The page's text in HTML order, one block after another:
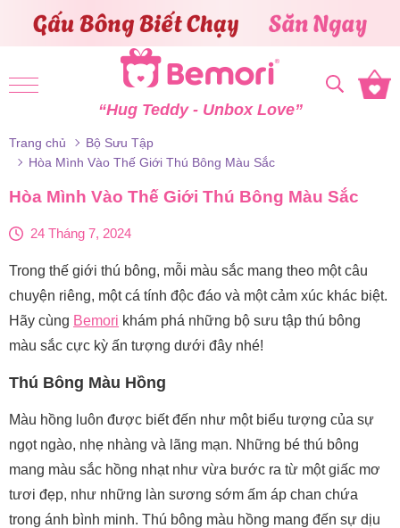
Skip to content
“Hug Teddy - Unbox Love”
Trang chủ
Bộ Sưu Tập
Hòa Mình Vào Thế Giới Thú Bông Màu Sắc
Hòa Mình Vào Thế Giới Thú Bông Màu Sắc
24 Tháng 7, 2024
Trong thế giới thú bông, mỗi màu sắc mang theo một câu
chuyện riêng, một cá tính độc đáo và một cảm xúc khác biệt.
Hãy cùng Bemori khám phá những bộ sưu tập thú bông
màu sắc cực kỳ ấn tượng dưới đây nhé!
Thú Bông Màu Hồng
Màu hồng luôn được biết đến như một biểu tượng của sự
ngọt ngào, nhẹ nhàng và lãng mạn. Những bé thú bông
mang màu sắc hồng nhạt như vừa bước ra từ một giấc mơ
tươi đẹp, như những làn sương sớm ấm áp chan chứa
trong ánh bình minh. Thú bông màu hồng mang đến sự dịu